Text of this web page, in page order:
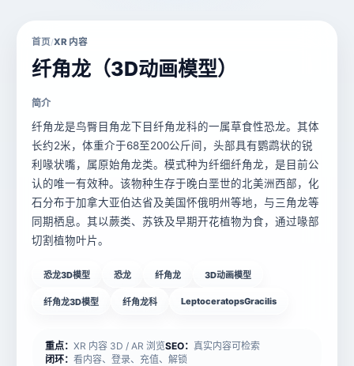
首页/XR 内容
纤角龙（3D动画模型）
简介
纤角龙是鸟臀目角龙下目纤角龙科的一属草食性恐龙。其体
长约2米，体重介于68至200公斤间，头部具有鹦鹉状的锐
利喙状嘴，属原始角龙类。模式种为纤细纤角龙，是目前公
认的唯一有效种。该物种生存于晚白垩世的北美洲西部，化
石分布于加拿大亚伯达省及美国怀俄明州等地，与三角龙等
同期栖息。其以蕨类、苏铁及早期开花植物为食，通过喙部
切割植物叶片。
恐龙3D模型 恐龙 纤角龙 3D动画模型
纤角龙3D模型 纤角龙科 LeptoceratopsGracilis
重点： XR 内容 3D / AR 浏览SEO： 真实内容可检索
闭环： 看内容、登录、充值、解锁